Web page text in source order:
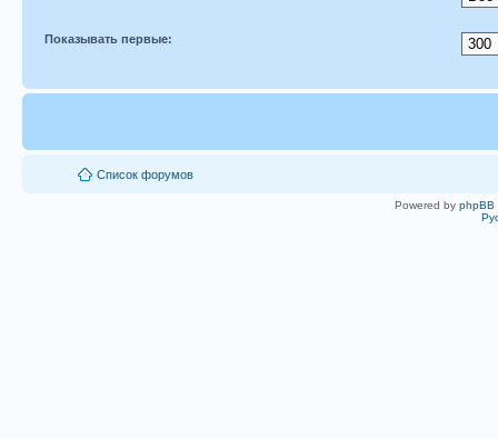
Показывать первые:
Список форумов
Powered by phpBB